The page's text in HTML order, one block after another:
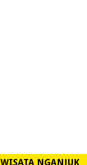
WISATA NGANJUK